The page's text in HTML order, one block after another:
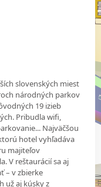
slovenských miest
národných parkov
19 izieb
Pribudla wifi,
Najväčšou
hotel vyhľadáva
majiteľov
V reštaurácií sa aj
– v zbierke
už aj kúsky z